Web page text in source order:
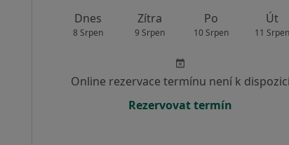
Dnes
8 Srpen
Zítra
9 Srpen
Po
10 Srpen
Út
11 Srpen
Online rezervace termínu není k dispozici
Rezervovat termín